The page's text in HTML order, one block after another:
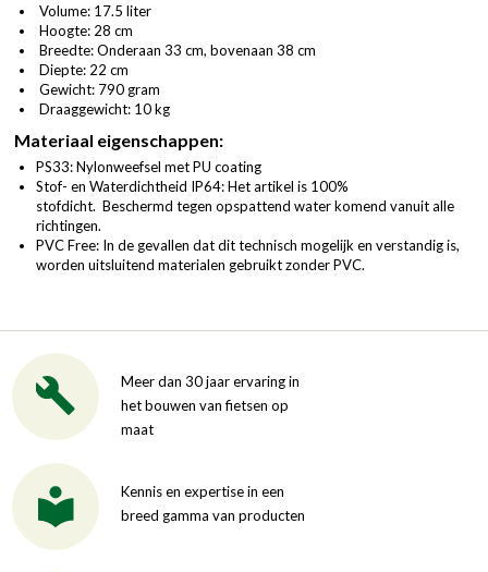
Volume: 17.5 liter
Hoogte: 28 cm
Breedte: Onderaan 33 cm, bovenaan 38 cm
Diepte: 22 cm
Gewicht: 790 gram
Draaggewicht: 10 kg
Materiaal eigenschappen:
PS33: Nylonweefsel met PU coating
Stof- en Waterdichtheid IP64: Het artikel is 100%
stofdicht. Beschermd tegen opspattend water komend vanuit alle
richtingen.
PVC Free: In de gevallen dat dit technisch mogelijk en verstandig is,
worden uitsluitend materialen gebruikt zonder PVC.
Meer dan 30 jaar ervaring in
het bouwen van fietsen op
maat
Kennis en expertise in een
breed gamma van producten